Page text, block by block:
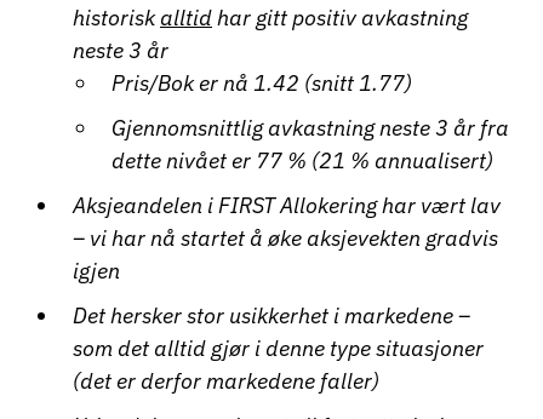
historiskalltidhar gitt positiv avkastning
neste 3 år
Pris/Bok er nå 1.42 (snitt 1.77)
Gjennomsnittlig avkastning neste 3 år fra
dette nivået er 77 % (21 % annualisert)
Aksjeandelen i FIRST Allokering har vært lav
– vi har nå startet å øke aksjevekten gradvis
igjen
Det hersker stor usikkerhet i markedene –
som det alltid gjør i denne type situasjoner
(det er derfor markedene faller)